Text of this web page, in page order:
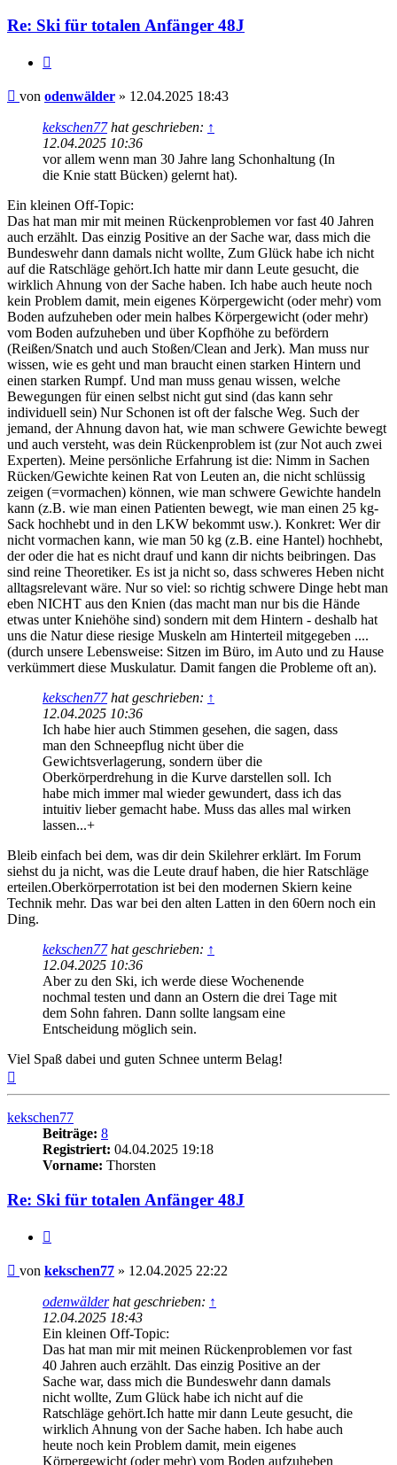
Re: Ski für totalen Anfänger 48J
Beitrag
von odenwälder » 12.04.2025 18:43
kekschen77hat geschrieben: ↑
12.04.2025 10:36
vor allem wenn man 30 Jahre lang Schonhaltung (In
die Knie statt Bücken) gelernt hat).
Ein kleinen Off-Topic:
Das hat man mir mit meinen Rückenproblemen vor fast 40 Jahren
auch erzählt. Das einzig Positive an der Sache war, dass mich die
Bundeswehr dann damals nicht wollte, Zum Glück habe ich nicht
auf die Ratschläge gehört.Ich hatte mir dann Leute gesucht, die
wirklich Ahnung von der Sache haben. Ich habe auch heute noch
kein Problem damit, mein eigenes Körpergewicht (oder mehr) vom
Boden aufzuheben oder mein halbes Körpergewicht (oder mehr)
vom Boden aufzuheben und über Kopfhöhe zu befördern
(Reißen/Snatch und auch Stoßen/Clean and Jerk). Man muss nur
wissen, wie es geht und man braucht einen starken Hintern und
einen starken Rumpf. Und man muss genau wissen, welche
Bewegungen für einen selbst nicht gut sind (das kann sehr
individuell sein) Nur Schonen ist oft der falsche Weg. Such der
jemand, der Ahnung davon hat, wie man schwere Gewichte bewegt
und auch versteht, was dein Rückenproblem ist (zur Not auch zwei
Experten). Meine persönliche Erfahrung ist die: Nimm in Sachen
Rücken/Gewichte keinen Rat von Leuten an, die nicht schlüssig
zeigen (=vormachen) können, wie man schwere Gewichte handeln
kann (z.B. wie man einen Patienten bewegt, wie man einen 25 kg-
Sack hochhebt und in den LKW bekommt usw.). Konkret: Wer dir
nicht vormachen kann, wie man 50 kg (z.B. eine Hantel) hochhebt,
der oder die hat es nicht drauf und kann dir nichts beibringen. Das
sind reine Theoretiker. Es ist ja nicht so, dass schweres Heben nicht
alltagsrelevant wäre. Nur so viel: so richtig schwere Dinge hebt man
eben NICHT aus den Knien (das macht man nur bis die Hände
etwas unter Kniehöhe sind) sondern mit dem Hintern - deshalb hat
uns die Natur diese riesige Muskeln am Hinterteil mitgegeben ....
(durch unsere Lebensweise: Sitzen im Büro, im Auto und zu Hause
verkümmert diese Muskulatur. Damit fangen die Probleme oft an).
kekschen77hat geschrieben: ↑
12.04.2025 10:36
Ich habe hier auch Stimmen gesehen, die sagen, dass
man den Schneepflug nicht über die
Gewichtsverlagerung, sondern über die
Oberkörperdrehung in die Kurve darstellen soll. Ich
habe mich immer mal wieder gewundert, dass ich das
intuitiv lieber gemacht habe. Muss das alles mal wirken
lassen...+
Bleib einfach bei dem, was dir dein Skilehrer erklärt. Im Forum
siehst du ja nicht, was die Leute drauf haben, die hier Ratschläge
erteilen.Oberkörperrotation ist bei den modernen Skiern keine
Technik mehr. Das war bei den alten Latten in den 60ern noch ein
Ding.
kekschen77hat geschrieben: ↑
12.04.2025 10:36
Aber zu den Ski, ich werde diese Wochenende
nochmal testen und dann an Ostern die drei Tage mit
dem Sohn fahren. Dann sollte langsam eine
Entscheidung möglich sein.
Viel Spaß dabei und guten Schnee unterm Belag!
kekschen77
Beiträge: 8
Registriert: 04.04.2025 19:18
Vorname: Thorsten
Re: Ski für totalen Anfänger 48J
Beitrag
von kekschen77 » 12.04.2025 22:22
odenwälderhat geschrieben: ↑
12.04.2025 18:43
Ein kleinen Off-Topic:
Das hat man mir mit meinen Rückenproblemen vor fast
40 Jahren auch erzählt. Das einzig Positive an der
Sache war, dass mich die Bundeswehr dann damals
nicht wollte, Zum Glück habe ich nicht auf die
Ratschläge gehört.Ich hatte mir dann Leute gesucht, die
wirklich Ahnung von der Sache haben. Ich habe auch
heute noch kein Problem damit, mein eigenes
Körpergewicht (oder mehr) vom Boden aufzuheben